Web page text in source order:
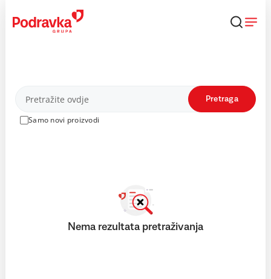
content
Proizvodi
Samo novi proizvodi
Pretraga
Nema rezultata pretraživanja